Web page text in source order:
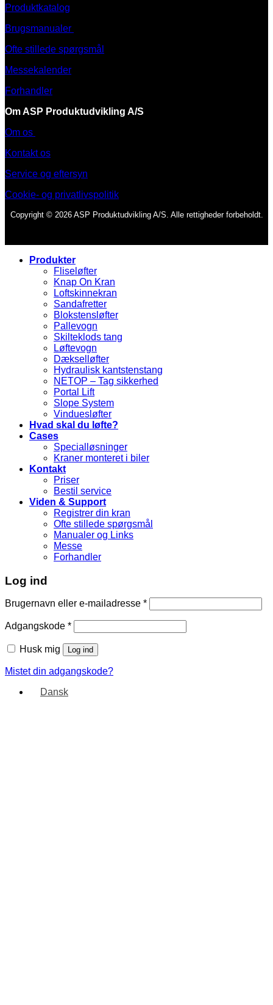
Produktkatalog
Brugsmanualer
Ofte stillede spørgsmål
Messekalender
Forhandler
Om ASP Produktudvikling A/S
Om os
Kontakt os
Service og eftersyn
Cookie- og privatlivspolitik
Copyright © 2026 ASP Produktudvikling A/S. Alle rettigheder forbeholdt.
Produkter
Fliseløfter
Knap On Kran
Loftskinnekran
Sandafretter
Blokstensløfter
Pallevogn
Skilteklods tang
Løftevogn
Dækselløfter
Hydraulisk kantstenstang
NETOP – Tag sikkerhed
Portal Lift
Slope System
Vinduesløfter
Hvad skal du løfte?
Cases
Specialløsninger
Kraner monteret i biler
Kontakt
Priser
Bestil service
Viden & Support
Registrer din kran
Ofte stillede spørgsmål
Manualer og Links
Messe
Forhandler
Log ind
Brugernavn eller e-mailadresse *
Adgangskode *
Husk mig Log ind
Mistet din adgangskode?
Dansk